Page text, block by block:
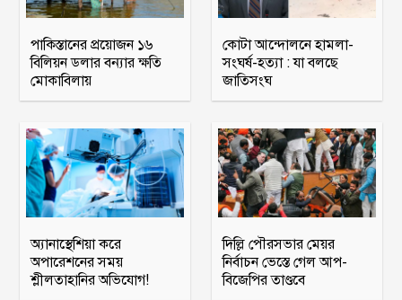
পাকিস্তানের প্রয়োজন ১৬
বিলিয়ন ডলার বন্যার ক্ষতি
মোকাবিলায়
কোটা আন্দোলনে হামলা-
সংঘর্ষ-হত্যা : যা বলছে
জাতিসংঘ
অ্যানাস্থেশিয়া করে
অপারেশনের সময়
শ্লীলতাহানির অভিযোগ!
দিল্লি পৌরসভার মেয়র
নির্বাচন ভেস্তে গেল আপ-
বিজেপির তাণ্ডবে